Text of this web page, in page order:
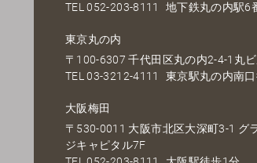
TEL052-203-8111 地下鉄丸の内駅6
東京丸の内
〒100-6307 千代田区丸の内2-4-1丸
TEL03-3212-4111 東京駅丸の内南
大阪梅田
〒530-0011 大阪市北区大深町3-1 グ
ジキャピタル7F